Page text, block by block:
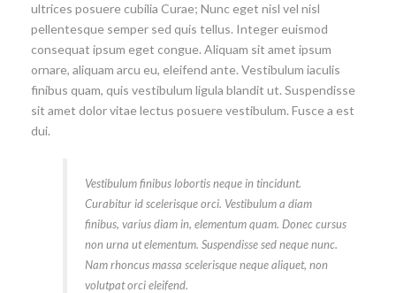
ultrices posuere cubilia Curae; Nunc eget nisl vel nisl
pellentesque semper sed quis tellus. Integer euismod
consequat ipsum eget congue. Aliquam sit amet ipsum
ornare, aliquam arcu eu, eleifend ante. Vestibulum iaculis
finibus quam, quis vestibulum ligula blandit ut. Suspendisse
sit amet dolor vitae lectus posuere vestibulum. Fusce a est
dui.
Vestibulum finibus lobortis neque in tincidunt.
Curabitur id scelerisque orci. Vestibulum a diam
finibus, varius diam in, elementum quam. Donec cursus
non urna ut elementum. Suspendisse sed neque nunc.
Nam rhoncus massa scelerisque neque aliquet, non
volutpat orci eleifend.